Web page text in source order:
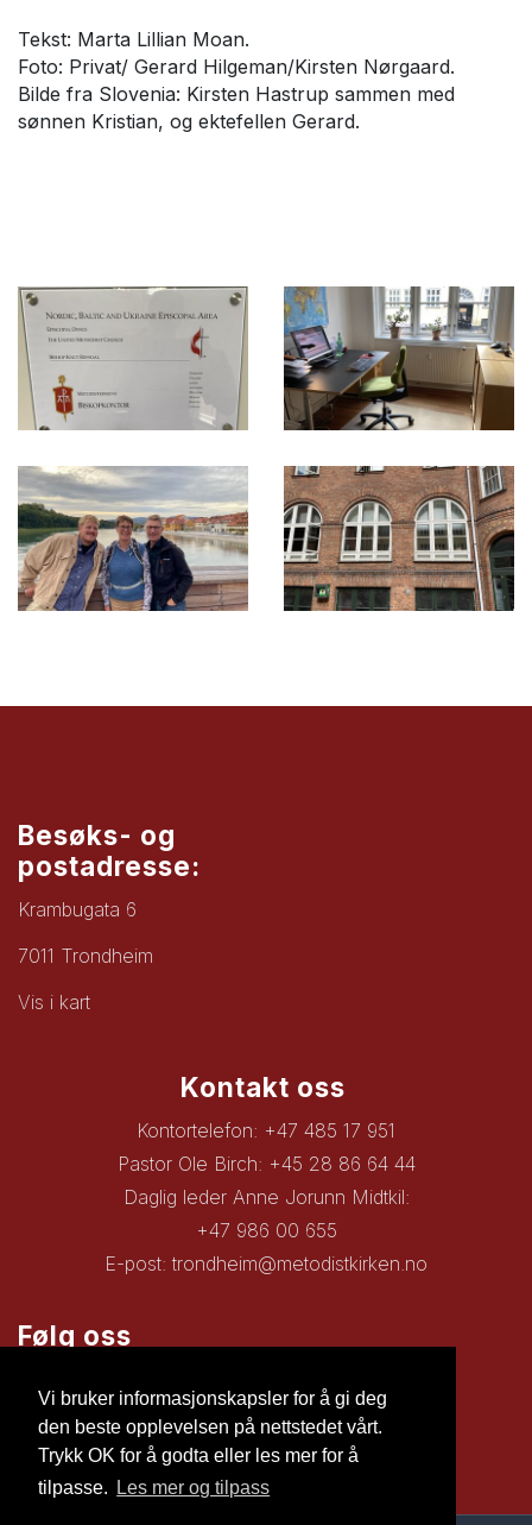
Vi bruker informasjonskapsler for å gi deg
den beste opplevelsen på nettstedet vårt.
Trykk OK for å godta eller les mer for å
tilpasse.
Les mer og tilpass
Tekst: Marta Lillian Moan.
Foto: Privat/ Gerard Hilgeman/Kirsten Nørgaard.
Bilde fra Slovenia: Kirsten Hastrup sammen med
sønnen Kristian, og ektefellen Gerard.
Besøks- og
postadresse:
Krambugata 6
7011 Trondheim
Vis i kart
Kontakt oss
Kontortelefon: +47 485 17 951
Pastor Ole Birch: +45 28 86 64 44
Daglig leder Anne Jorunn Midtkil:
+47 986 00 655
E-post:trondheim@metodistkirken.no
Følg oss